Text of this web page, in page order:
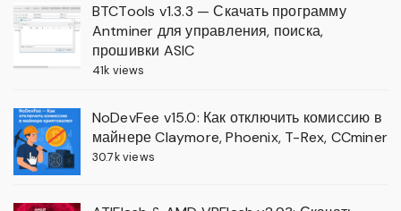
BTCTools v1.3.3 — Скачать программу
Antminer для управления, поиска,
прошивки ASIC
41k views
NoDevFee v15.0: Как отключить комиссию в
майнере Claymore, Phoenix, T-Rex, CCminer
30.7k views